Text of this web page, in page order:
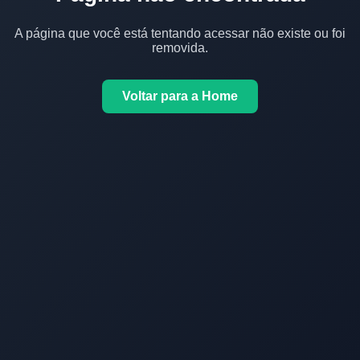
A página que você está tentando acessar não existe ou foi
removida.
Voltar para a Home